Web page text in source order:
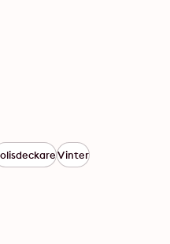
Vinter